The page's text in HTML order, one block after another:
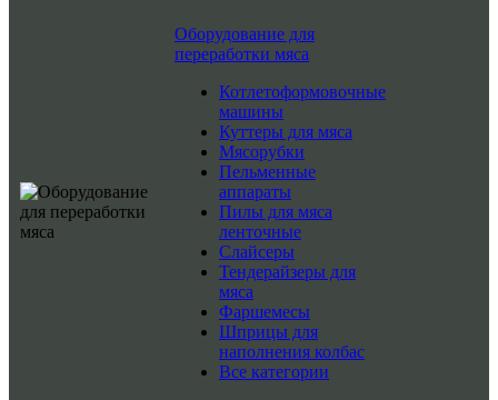
Оборудование для
переработки мяса
Котлетоформовочные
машины
Куттеры для мяса
Мясорубки
Пельменные
аппараты
Пилы для мяса
ленточные
Слайсеры
Тендерайзеры для
мяса
Фаршемесы
Шприцы для
наполнения колбас
Все категории